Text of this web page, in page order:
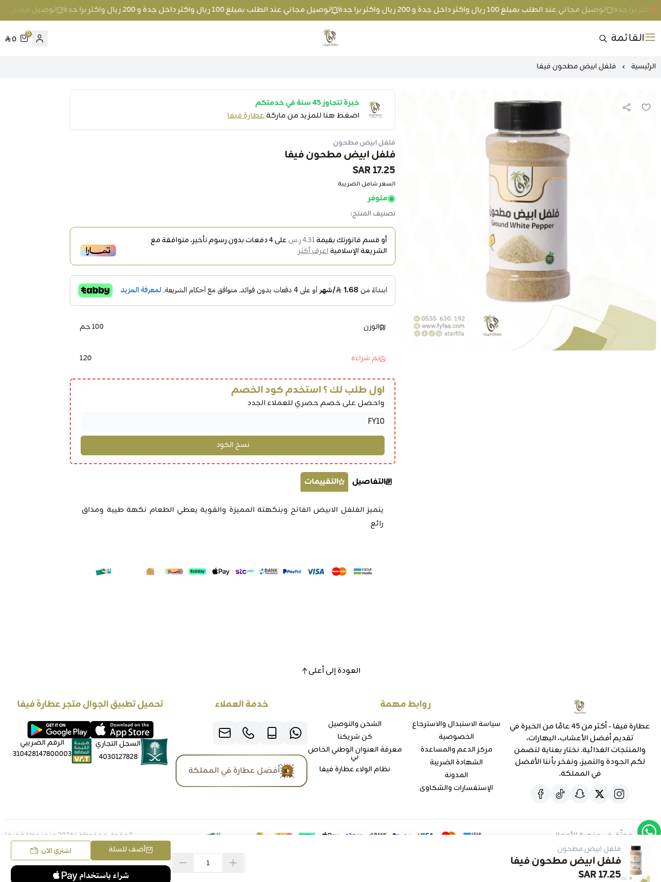
توصيل مجاني عند الطلب بمبلغ 100 ريال واكثر داخل جدة و 200 ريال واكثر برا جدة توصيل مجاني عند الطلب بمبلغ 100 ريال واكثر داخل جدة و 200 ريال واكثر برا جدة توصيل مجاني عند الطلب بمبلغ 100 ريال
القائمة متجر عطارة فيفا
0
0
الرئيسية فلفل ابيض مطحون فيفا
خبرة تتجاوز 45 سنة في خدمتكم
اضغط هنا للمزيد من ماركةعطارة فيفا
فلفل ابيض مطحون
فلفل ابيض مطحون فيفا
17.25 SAR
السعر شامل الضريبة
متوفر
تصنيف المنتج:
أو قسم فاتورتك بقيمة4.31 ر.س على4دفعات بدون رسوم تأخير، متوافقة مع
الشريعة الإسلاميةاعرف أكثر
الوزن 100 جم
تم شراءه 120
اول طلب لك ؟ استخدم كود الخصم
واحصل على خصم حصري للعملاء الجدد
فلفل ابيض مطحون
فلفل ابيض مطحون فيفا
17.25 SAR
أضف للسلة اشتري الآن
التفاصيل التقييمات
يتميز الفلفل الابيض الفاتح وبنكهتة المميزة والقوية يعطي الطعام نكهة طيبة ومذاق
رائع
العودة إلى أعلى
عطارة فيفا - أكثر من 45 عامًا من الخبرة في
تقديم أفضل الأعشاب، البهارات،
والمنتجات الغذائية. نختار بعناية لنضمن
لكم الجودة والتميز، ونفخر بأننا الأفضل
في المملكة.
روابط مهمة
سياسة الاستبدال والاسترجاع
الخصوصية
مركز الدعم والمساعدة
الشهادة الضريبة
المدونة
الإستفسارات والشكاوي
الشحن والتوصيل
كن شريكنا
معرفة العنوان الوطني الخاص
بي
نظام الولاء عطارة فيفا
خدمة العملاء
أفضل عطارة في المملكة
تحميل تطبيق الجوال متجر عطارة فيفا
السجل التجاري
4030127828
الرقم الضريبي
310428147800003
موثّق في منصة الأعمال الحقوق محفوظة | 2026 متجر عطارة فيفا